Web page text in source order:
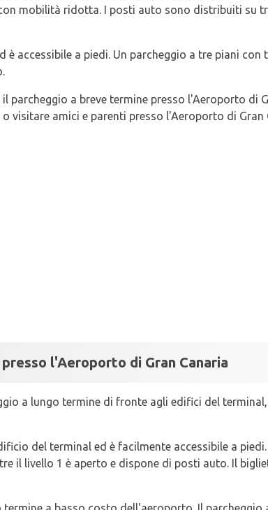
mobilità ridotta. I posti auto sono distribuiti su
è accessibile a piedi. Un parcheggio a tre piani
parcheggio a breve termine presso l'Aeroporto di
visitare amici e parenti presso l'Aeroporto di Gran
l'Aeroporto di Gran Canaria
a lungo termine di fronte agli edifici del terminal,
del terminal ed è facilmente accessibile a
il livello 1 è aperto e dispone di posti auto. Il